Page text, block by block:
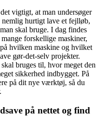
vigtigt, at man undersøger
hurtigt lave et fejlløb,
skal bruge. I dag findes
forskellige maskiner,
hvilken maskine og hvilket
gør-det-selv projekter.
bruges til, hvor meget den
sikkerhed indbygget. På
på dit nye værktøj, så du
på nettet og find